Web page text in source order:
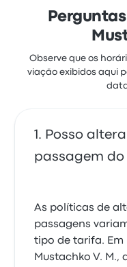
Observe que os
viação exibidos aqui
Posso
passagem do
As políticas de
passagens
tipo de tarifa. Em
Mustachko V. M.,